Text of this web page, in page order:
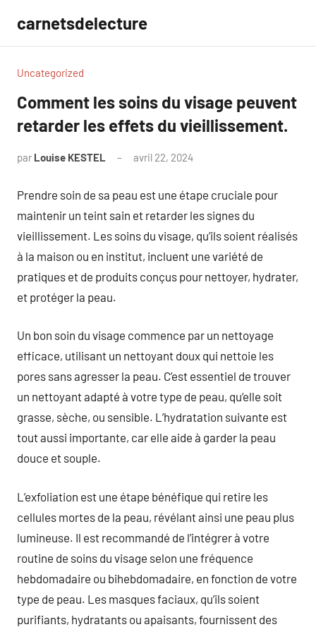
contenu
carnetsdelecture
Uncategorized
Comment les soins du visage peuvent
retarder les effets du vieillissement.
par Louise KESTEL avril 22, 2024
Prendre soin de sa peau est une étape cruciale pour
maintenir un teint sain et retarder les signes du
vieillissement. Les soins du visage, qu’ils soient réalisés
à la maison ou en institut, incluent une variété de
pratiques et de produits conçus pour nettoyer, hydrater,
et protéger la peau.
Un bon soin du visage commence par un nettoyage
efficace, utilisant un nettoyant doux qui nettoie les
pores sans agresser la peau. C’est essentiel de trouver
un nettoyant adapté à votre type de peau, qu’elle soit
grasse, sèche, ou sensible. L’hydratation suivante est
tout aussi importante, car elle aide à garder la peau
douce et souple.
L’exfoliation est une étape bénéfique qui retire les
cellules mortes de la peau, révélant ainsi une peau plus
lumineuse. Il est recommandé de l’intégrer à votre
routine de soins du visage selon une fréquence
hebdomadaire ou bihebdomadaire, en fonction de votre
type de peau. Les masques faciaux, qu’ils soient
purifiants, hydratants ou apaisants, fournissent des